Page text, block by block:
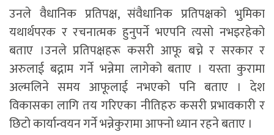
उनले वैधानिक प्रतिपक्ष, संवैधानिक प्रतिपक्षको भुमिका
यथार्थपरक र रचनात्मक हुनुपर्ने भएपनि त्यसो नभइरहेको
बताए ।उनले प्रतिपक्षहरू कसरी आफू बच्ने र सरकार र
अरुलाई बद्नाम गर्ने भन्नेमा लागेको बताए । यस्ता कुरामा
अल्मलिने समय आफूलाई नभएको पनि बताए । देश
विकासका लागि तय गरिएका नीतिहरु कसरी प्रभावकारी र
छिटो कार्यान्वयन गर्ने भन्नेकुरामा आफ्नो ध्यान रहने बताए ।